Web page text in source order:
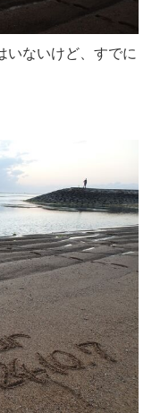
いないけど、すでに